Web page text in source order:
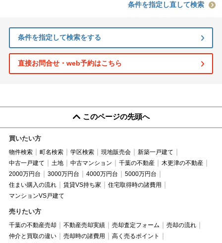
条件を指定し直して検索
条件を指定して検索をする
直接お問合せ・web予約はこちら
このページの先頭へ
買いたい方
物件検索 町名検索 学区検索 現地販売会
新築一戸建て
中古一戸建て
土地 中古マンション 千葉の不動産
木更津の不動産
2000万円台
3000万円台 4000万円台
5000万円台
住まい購入の流れ
賃貸VS持ち家
住宅取得時の諸費用
マンションVS戸建て
売りたい方
千葉の不動産売却 不動産売却実績 売却査定フォーム
売却の流れ
仲介と買取の違い
売却時の諸費用
高く売るポイント